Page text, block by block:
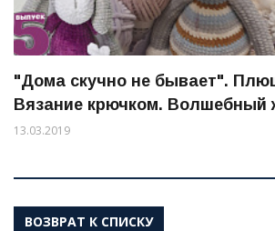
"Дома скучно не бывает".
Вязание крючком. Волшебный
13.03.2019
ВОЗВРАТ К СПИСКУ